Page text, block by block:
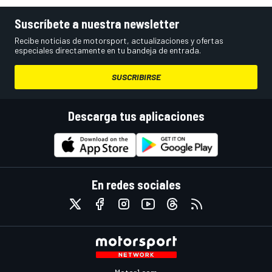
Suscríbete a nuestra newsletter
Recibe noticias de motorsport, actualizaciones y ofertas
especiales directamente en tu bandeja de entrada.
SUSCRIBIRSE
Descarga tus aplicaciones
En redes sociales